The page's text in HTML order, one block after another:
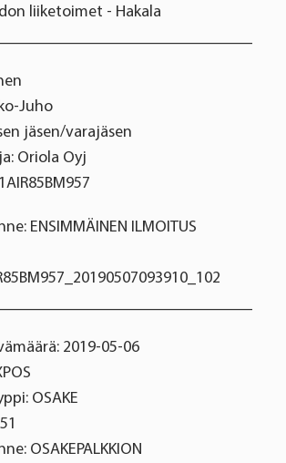
liiketoimet - Hakala
Juho
jäsen/varajäsen
Oriola Oyj
ENSIMMÄINEN ILMOITUS
2019-05-06
OSAKE
OSAKEPALKKION